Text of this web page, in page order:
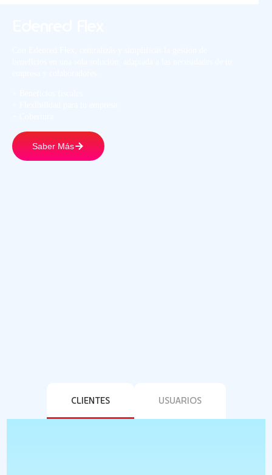
Saber Más
CLIENTES USUARIOS